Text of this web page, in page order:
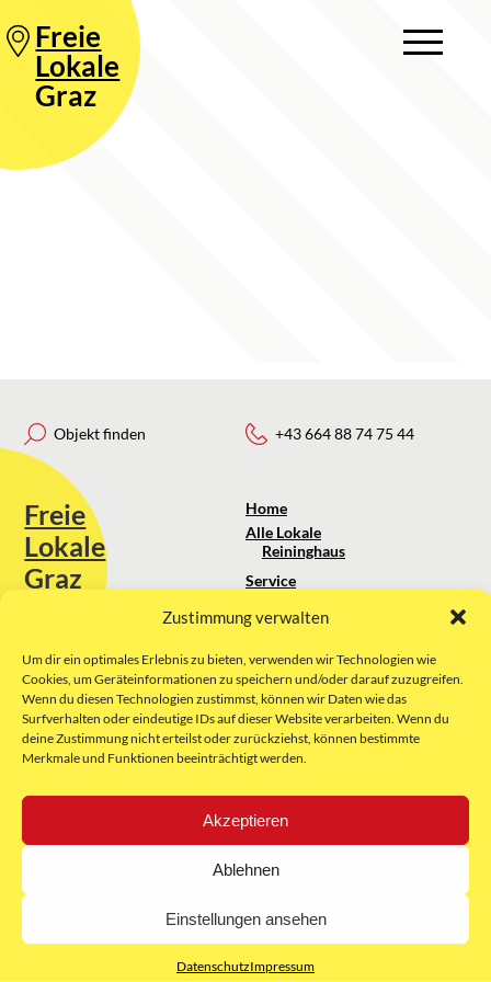
Zustimmung verwalten
Um dir ein optimales Erlebnis zu bieten, verwenden wir Technologien wie
Cookies, um Geräteinformationen zu speichern und/oder darauf zuzugreifen.
Wenn du diesen Technologien zustimmst, können wir Daten wie das
Surfverhalten oder eindeutige IDs auf dieser Website verarbeiten. Wenn du
deine Zustimmung nicht erteilst oder zurückziehst, können bestimmte
Merkmale und Funktionen beeinträchtigt werden.
Akzeptieren
Ablehnen
Einstellungen ansehen
DatenschutzImpressum
Freie
Lokale
Graz
Objekt finden
Freie
Lokale
Graz
Sie erreichen uns unter:
kontakt@freielokale-graz.at
Website by Rubikon Werbeagentur
GmbH
+43 664 88 74 75 44
Home
Alle Lokale
Reininghaus
Service
Über uns
Impressum
AGB
Datenschutz
E-Mail